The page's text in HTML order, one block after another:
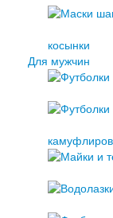
косынки
Для мужчин